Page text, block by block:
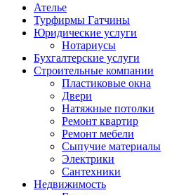
Ателье
Турфирмы Гатчины
Юридические услуги
Нотариусы
Бухгалтерские услуги
Строительные компании
Пластиковые окна
Двери
Натяжные потолки
Ремонт квартир
Ремонт мебели
Сыпучие материалы
Электрики
Сантехники
Недвижимость